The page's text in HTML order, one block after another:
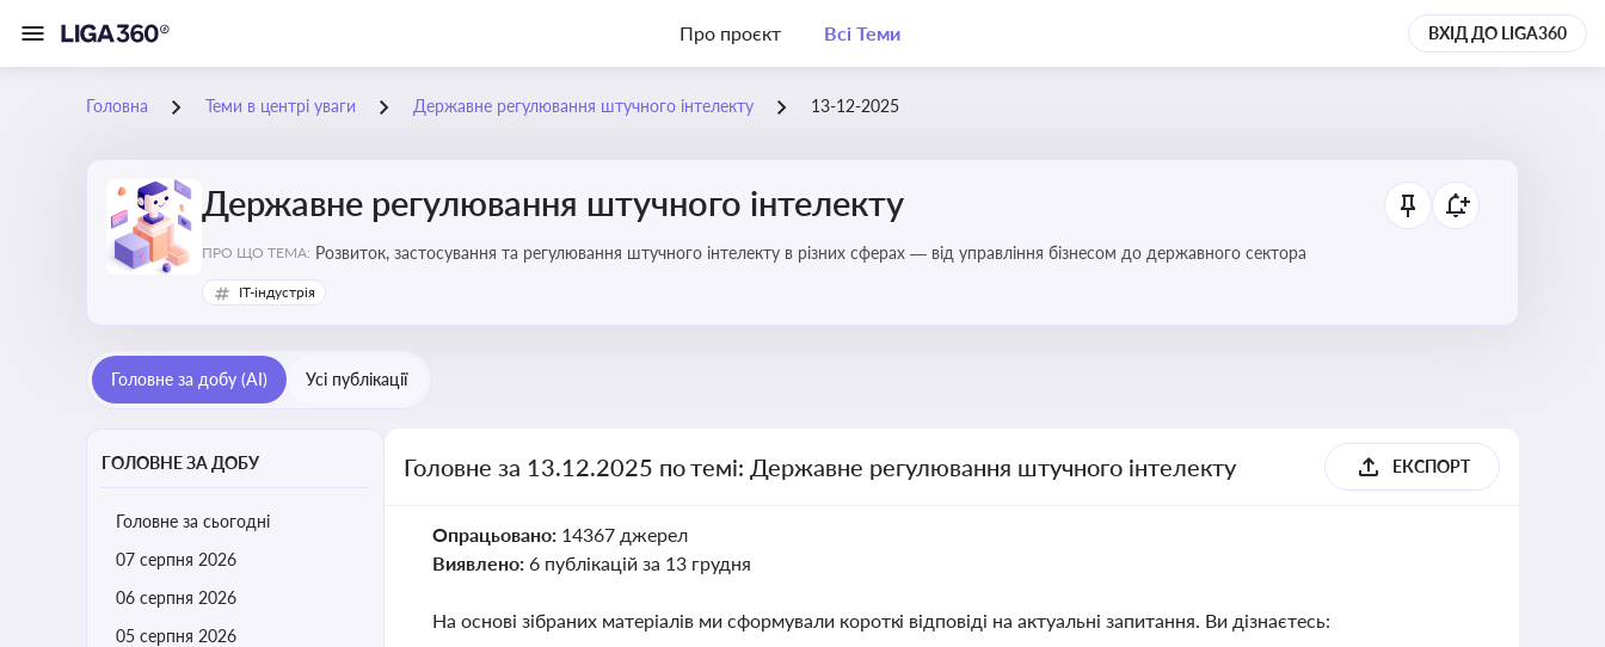
Про проєкт Всі Теми ВХІД ДО LIGA360
Головна Теми в центрі уваги Державне регулювання штучного інтелекту 13-12-2025
Державне регулювання штучного інтелекту
ПРО ЩО ТЕМА: Розвиток, застосування та регулювання штучного інтелекту в різних сферах — від управління бізнесом до державного сектора
IT-індустрія
Головне за добу (AI) Усі публікації
ГОЛОВНЕ ЗА ДОБУ
Головне за сьогодні
07 серпня 2026
06 серпня 2026
05 серпня 2026
Головне за 13.12.2025 по темі: Державне регулювання штучного інтелекту ЕКСПОРТ
Опрацьовано: 14367 джерел
Виявлено: 6 публікацій за 13 грудня
На основі зібраних матеріалів ми сформували короткі відповіді на актуальні запитання. Ви дізнаєтесь: